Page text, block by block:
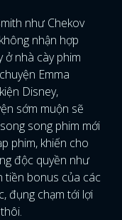
như Chekov
nhận hợp
nhà cày phim
Emma
Disney,
sớm muộn sẽ
song phim mới
phim, khiến cho
độc quyền như
tiền bonus của các
đụng chạm tới lợi